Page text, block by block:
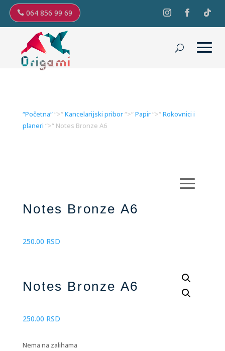
064 856 99 69
“Početna““>“Kancelarijski pribor“>“Papir“>“Rokovnici i
planeri “>“ Notes Bronze A6
Notes Bronze A6
250.00 RSD
Notes Bronze A6
250.00 RSD
Nema na zalihama